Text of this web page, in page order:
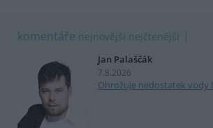
komentáře nejnovější nejčtenější
Jan Palaščák
7.8.2026
Ohrožuje nedostatek vody